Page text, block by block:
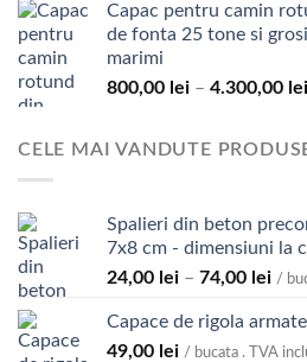
Capac pentru camin
de fonta 25 tone si
marimi
800,00 lei – 4.300,00 lei
CELE MAI VANDUTE
Spalieri din beton
7x8 cm - dimensiuni la
24,00 lei – 74,00 lei /
Capace de rigola
49,00 lei / bucata . TVA